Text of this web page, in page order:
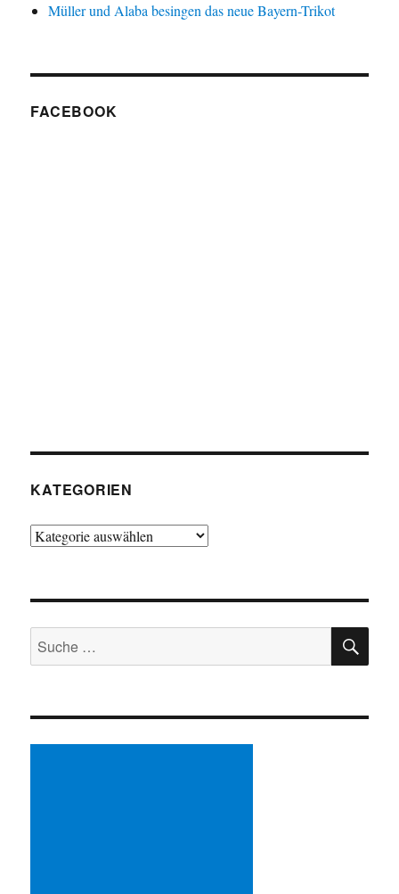
Müller und Alaba besingen das neue Bayern-Trikot
FACEBOOK
KATEGORIEN
Kategorien
Suche
nach: